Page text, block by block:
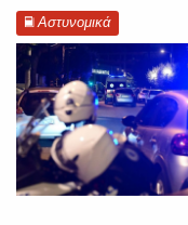
Αστυνομικά